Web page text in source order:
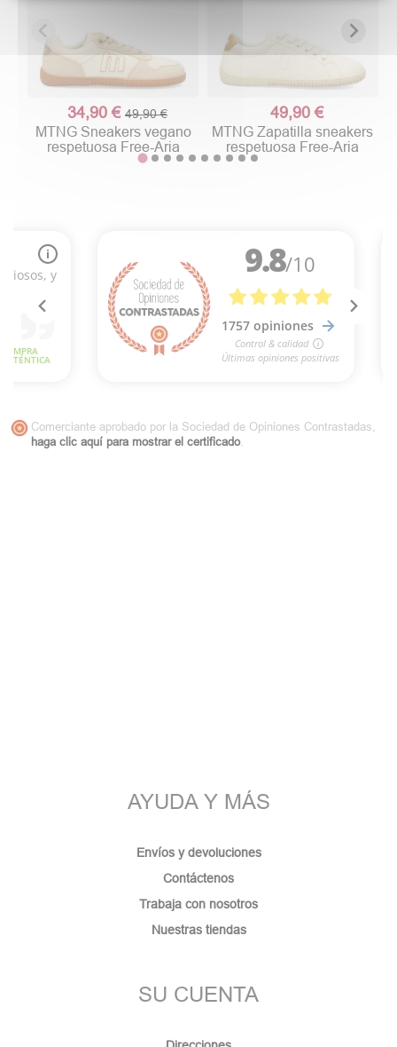
34,90 €49,90 €
MTNG Sneakers vegano
respetuosa Free-Aria
49,90 €
MTNG Zapatilla sneakers
respetuosa Free-Aria
Comerciante aprobado por la Sociedad de Opiniones Contrastadas,
haga clic aquí para mostrar el certificado.
AYUDA Y MÁS
Envíos y devoluciones
Contáctenos
Trabaja con nosotros
Nuestras tiendas
SU CUENTA